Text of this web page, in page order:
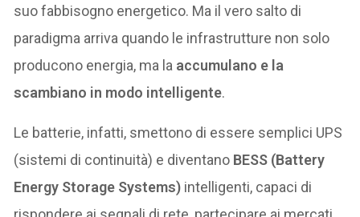
suo fabbisogno energetico. Ma il vero salto di
paradigma arriva quando le infrastrutture non solo
producono energia, ma la accumulano e la
scambiano in modo intelligente.
Le batterie, infatti, smettono di essere semplici UPS
(sistemi di continuità) e diventano BESS (Battery
Energy Storage Systems) intelligenti, capaci di